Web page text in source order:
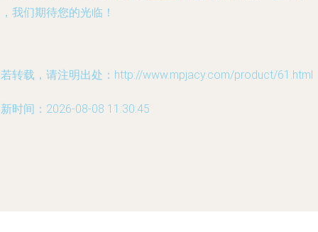
我们期待您的光临！
转载，请注明出处：http://www.mpjacy.com/product/61.html
时间：2026-08-08 11:30:45